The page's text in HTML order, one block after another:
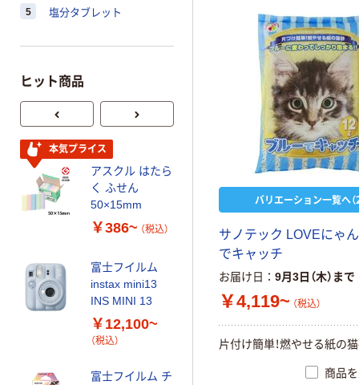
バリエーション一覧へ（
サ ノ テ ック LOVEにゃ ん
でキャ ッチ
お届け日 9月3日（木）まで
￥4,119~ （税込）
片付け簡単！燃やせる紙の猫
商品
5 塩分タブレット
ヒット商品
本気プライス
アスクル はたら
く ふせん
50×15mm
￥386~ （税込）
富士フイルム
instax mini13
INS MINI 13
￥12,100~
（税込）
富士フイルム チ
オリジナル
乾電池 単3
形 アルカリ乾
電池 北欧パッ
ルオリジナル
￥140~ （税込）
本気プライス
【ガムテープ】ア
スクル 現場のチ
カラ 厚さ
0.22mm 布テー
￥145~ （税込）